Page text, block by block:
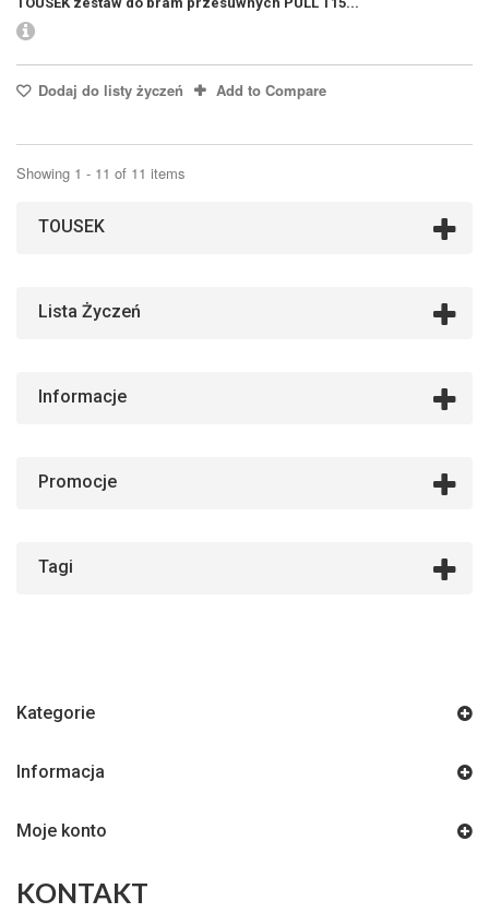
Dodaj do listy życzeń Add to Compare
Showing 1 - 11 of 11 items
TOUSEK
Lista Życzeń
Informacje
Promocje
Tagi
Kategorie
Informacja
Moje konto
KONTAKT